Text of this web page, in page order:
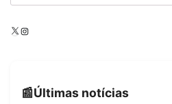
X Instagram
Últimas notícias